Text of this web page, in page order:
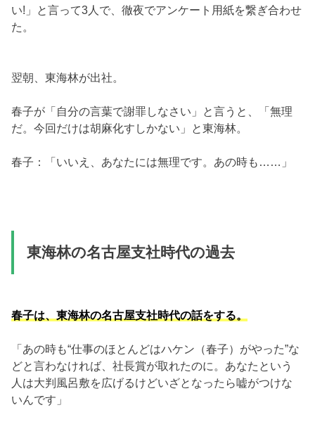
い!」と言って3人で、徹夜でアンケート用紙を繋ぎ合わせ
た。
翌朝、東海林が出社。
春子が「自分の言葉で謝罪しなさい」と言うと、「無理
だ。今回だけは胡麻化すしかない」と東海林。
春子：「いいえ、あなたには無理です。あの時も……」
東海林の名古屋支社時代の過去
春子は、東海林の名古屋支社時代の話をする。
「あの時も“仕事のほとんどはハケン（春子）がやった”な
どと言わなければ、社長賞が取れたのに。あなたという
人は大判風呂敷を広げるけどいざとなったら嘘がつけな
いんです」